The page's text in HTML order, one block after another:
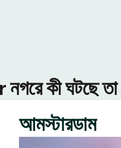
কী ঘটছে তা
আমস্টারডাম